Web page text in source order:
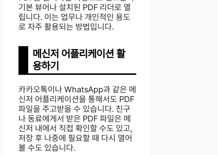
기본 뷰어나 설치된 PDF 리더로 열
립니다. 이는 업무나 개인적인 용도
로 자주 활용되는 방법입니다.
메신저 어플리케이션 활
용하기
카카오톡이나 WhatsApp과 같은 메
신저 어플리케이션을 통해서도 PDF
파일을 주고받을 수 있습니다. 친구
나 동료에게서 받은 PDF 파일은 메
신저 내에서 직접 확인할 수도 있고,
저장 후 나중에 필요할 때 다시 열어
볼 수도 있습니다.